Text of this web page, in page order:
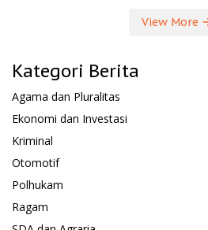
View More
Kategori Berita
Agama dan Pluralitas
Ekonomi dan Investasi
Kriminal
Otomotif
Polhukam
Ragam